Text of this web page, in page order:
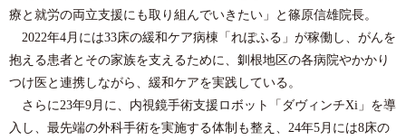
療と就労の両立支援にも取り組んでいきたい」と篠原信雄院長。
2022年4月には33床の緩和ケア病棟「れぽふる」が稼働し、がんを
抱える患者とその家族を支えるために、釧根地区の各病院やかかり
つけ医と連携しながら、緩和ケアを実践している。
さらに23年9月に、内視鏡手術支援ロボット「ダヴィンチXi」を導
入し、最先端の外科手術を実施する体制も整え、24年5月には8床の